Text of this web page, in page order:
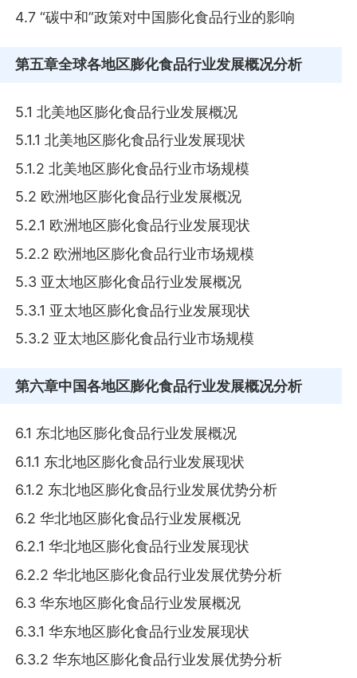
4.7 “碳中和”政策对中国膨化食品行业的影响
第五章全球各地区膨化食品行业发展概况分析
5.1 北美地区膨化食品行业发展概况
5.1.1 北美地区膨化食品行业发展现状
5.1.2 北美地区膨化食品行业市场规模
5.2 欧洲地区膨化食品行业发展概况
5.2.1 欧洲地区膨化食品行业发展现状
5.2.2 欧洲地区膨化食品行业市场规模
5.3 亚太地区膨化食品行业发展概况
5.3.1 亚太地区膨化食品行业发展现状
5.3.2 亚太地区膨化食品行业市场规模
第六章中国各地区膨化食品行业发展概况分析
6.1 东北地区膨化食品行业发展概况
6.1.1 东北地区膨化食品行业发展现状
6.1.2 东北地区膨化食品行业发展优势分析
6.2 华北地区膨化食品行业发展概况
6.2.1 华北地区膨化食品行业发展现状
6.2.2 华北地区膨化食品行业发展优势分析
6.3 华东地区膨化食品行业发展概况
6.3.1 华东地区膨化食品行业发展现状
6.3.2 华东地区膨化食品行业发展优势分析